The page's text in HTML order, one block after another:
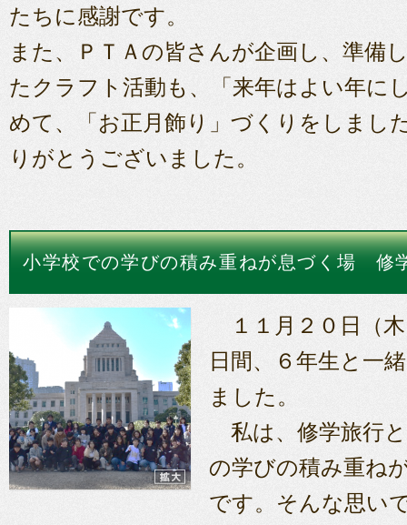
たちに感謝です。
また、ＰＴＡの皆さんが企画し、準備
たクラフト活動も、「来年はよい年に
めて、「お正月飾り」づくりをしまし
りがとうございました。
小学校での学びの積み重ねが息づく場 修
１１月２０日（
日間、６年生と一
ました。
私は、修学旅行
の学びの積み重ね
です。そんな思い